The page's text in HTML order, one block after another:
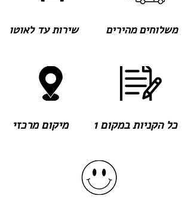
שירות עד לאוטו
מיקום מרכזי
משלוחים מהירים
כל הקניות במקום 1